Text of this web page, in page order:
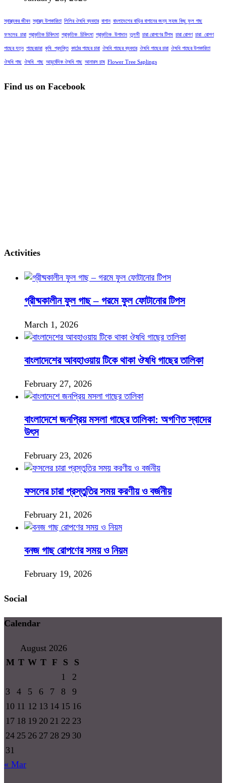
স্বাস্থ্যকর জীবন স্বাস্থ্য উপকারিতা লিলির ঔষধি ব্যবহার বাগান বাংলাদেশের বাড়ির বাগানের জন্য সহজ কিছু ফুল গাছ
ফসলের_চারা প্রাকৃতিক চিকিৎসা প্রাকৃতিক_চিকিৎসা প্রাকৃতিক_উপাদান তুলসী চারা রোপণের টিপস চারা রোপণ চারা_রোপণ
গাছের যত্ন গাছেরচারা কৃষি_প্রযুক্তি কাঠের গাছের চারা ঔষধি গাছের ব্যবহার ঔষধি গাছের চারা ঔষধি গাছের উপকারিতা
ঔষধি গাছ ঔষধি_গাছ আয়ুর্বেদিক ঔষধি গাছ আনারস চাষ Flower Tree Saplings
Find us on Facebook
Activities
গ্রীষ্মকালীন ফুল গাছ – গরমে ফুল ফোটানোর টিপস
March 1, 2026
বাংলাদেশের আবহাওয়ায় টিকে থাকা ঔষধি গাছের তালিকা
February 27, 2026
বাংলাদেশে জনপ্রিয় মসলা গাছের তালিকা: অগণিত স্বাদের
উৎস
February 23, 2026
ফসলের চারা প্রস্তুতির সময় করণীয় ও বর্জনীয়
February 21, 2026
বনজ গাছ রোপণের সময় ও নিয়ম
February 19, 2026
Social
Calendar
August 2026
M T W T F S
S
1
2
3
4 5 6 7 8
9
10 11 12 13 14 15 16
17 18 19 20 21 22 23
24 25 26 27 28 29 30
31
« Mar